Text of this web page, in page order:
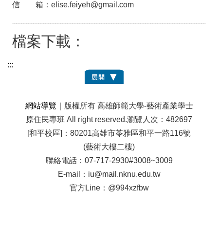
信 箱： elise.feiyeh@gmail.com
檔案下載：
:::
網站導覽 ｜版權所有 高雄師範大學-藝術產業學士
原住民專班 All right reserved.瀏覽人次：482697
[和平校區]：80201高雄市苓雅區和平一路116號
(藝術大樓二樓)
聯絡電話：07-717-2930#3008~3009
E-mail：iu@mail.nknu.edu.tw
官方Line：@994xzfbw